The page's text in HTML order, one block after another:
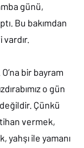
günü,
Bu bakımdan
bir bayram
o gün
Çünkü
vermek,
yahşı ile yamanı